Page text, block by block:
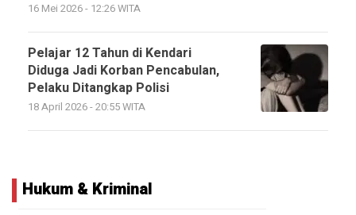
16 Mei 2026 - 12:26 WITA
Pelajar 12 Tahun di Kendari
Diduga Jadi Korban Pencabulan,
Pelaku Ditangkap Polisi
18 April 2026 - 20:55 WITA
Hukum & Kriminal